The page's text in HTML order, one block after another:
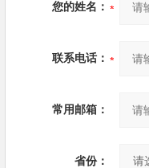
您的姓名：
联系电话：
常用邮箱：
省份：